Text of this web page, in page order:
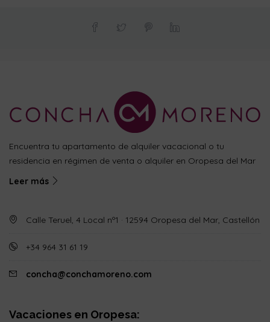
Encuentra tu apartamento de alquiler vacacional o tu
residencia en régimen de venta o alquiler en Oropesa del Mar
Leer más
Calle Teruel, 4 Local nº1 · 12594 Oropesa del Mar, Castellón
+34 964 31 61 19
concha@conchamoreno.com
Vacaciones en Oropesa: